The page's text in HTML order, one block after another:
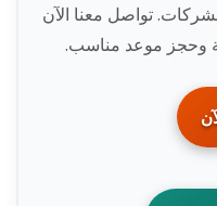
تواصل معنا الآن
وحجز موعد مناسب.